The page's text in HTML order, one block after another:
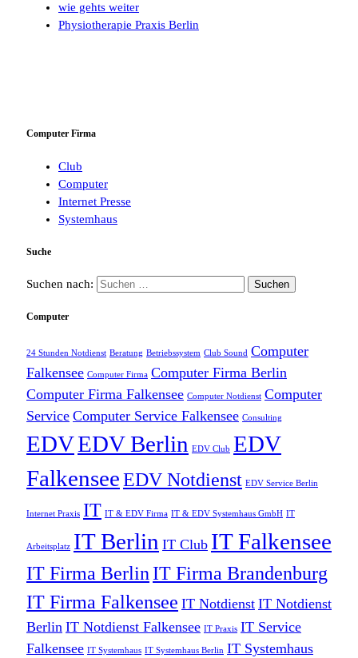
wie gehts weiter
Physiotherapie Praxis Berlin
Computer Firma
Club
Computer
Internet Presse
Systemhaus
Suche
Suchen nach:
Computer
24 Stunden Notdienst Beratung Betriebssystem Club Sound Computer
Falkensee Computer Firma Computer Firma Berlin
Computer Firma Falkensee Computer Notdienst Computer
Service Computer Service Falkensee Consulting
EDVEDV Berlin EDV Club EDV
FalkenseeEDV Notdienst EDV Service Berlin
Internet Praxis IT IT & EDV Firma IT & EDV Systemhaus GmbH IT
Arbeitsplatz IT Berlin IT Club IT Falkensee
IT Firma Berlin IT Firma Brandenburg
IT Firma Falkensee IT Notdienst IT Notdienst
Berlin IT Notdienst Falkensee IT Praxis IT Service
Falkensee IT Systemhaus IT Systemhaus Berlin IT Systemhaus